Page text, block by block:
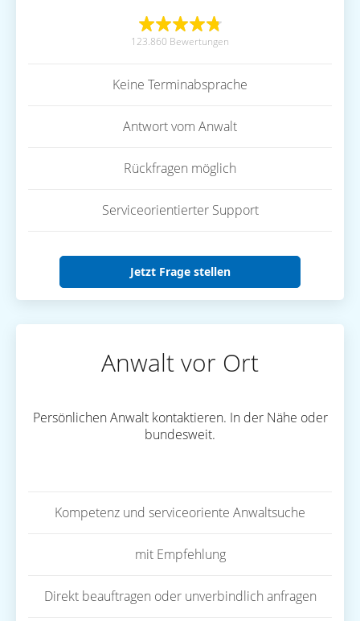
123.860 Bewertungen
Keine Terminabsprache
Antwort vom Anwalt
Rückfragen möglich
Serviceorientierter Support
Jetzt Frage stellen
Anwalt vor Ort
Persönlichen Anwalt kontaktieren. In der Nähe oder
bundesweit.
Kompetenz und serviceoriente Anwaltsuche
mit Empfehlung
Direkt beauftragen oder unverbindlich anfragen